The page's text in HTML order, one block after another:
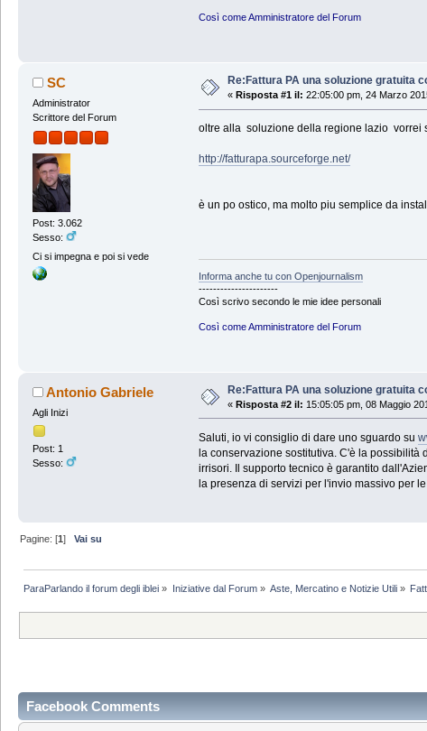
Così come Amministratore del Forum
SC
Administrator
Scrittore del Forum
Post: 3.062
Sesso:
Ci si impegna e poi si vede
Re:Fattura PA una soluzione gratuita
« Risposta #1 il: 22:05:00 pm, 24 Marzo
oltre alla soluzione della regione lazio vorrei
http://fatturapa.sourceforge.net/
è un po ostico, ma molto piu semplice da
Informa anche tu con Openjournalism
----------------------
Così scrivo secondo le mie idee personali
Così come Amministratore del Forum
Antonio Gabriele
Agli Inizi
Post: 1
Sesso:
Re:Fattura PA una soluzione gratuita
« Risposta #2 il: 15:05:05 pm, 08 Maggio
Saluti, io vi consiglio di dare uno sguardo su
la conservazione sostitutiva. C'è la possibilità
irrisori. Il supporto tecnico è garantito
la presenza di servizi per l'invio massivo per
Pagine: [1]Vai su
ParaParlando il forum degli iblei » Iniziative dal Forum» Aste, Mercatino e Notizie Utili»
Facebook Comments